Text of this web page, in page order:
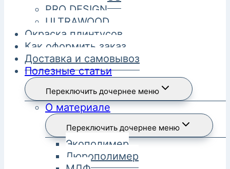
PRO DESIGN
ULTRAWOOD
Окраска плинтусов
Как оформить заказ
Доставка и самовывоз
Полезные статьи
Переключить дочернее меню
О материале
Переключить дочернее меню
Экополимер
Дюрополимер